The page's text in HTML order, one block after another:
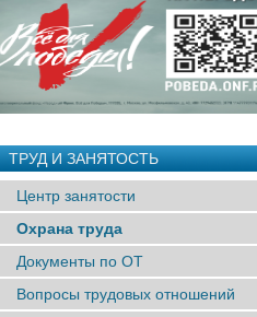
ТРУД И ЗАНЯТОСТЬ
Центр занятости
Охрана труда
Документы по ОТ
Вопросы трудовых отношений